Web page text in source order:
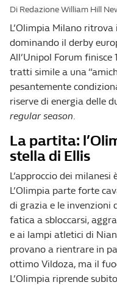
Di Redazione William Hill
L’Olimpia Milano
dominando il derby
All’Unipol Forum finisce
tratti simile a una
pesantemente
riserve di energia delle
regular season.
La partita:
stella di Ellis
L’approccio dei
L’Olimpia parte forte
di grazia e le invenzioni
fatica a sbloccarsi,
e ai lampi atletici di
provano a rientrare in
ottimo Vildoza, ma il
L’Olimpia riprende